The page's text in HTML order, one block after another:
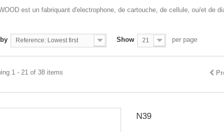
est un fabriquant d'electrophone, de cartouche, de cellule, ou/et de
Reference: Lowest first Show 21 per page
1 - 21 of 38 items
N39